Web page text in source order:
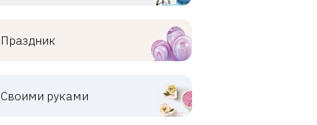
Праздник
Своими руками